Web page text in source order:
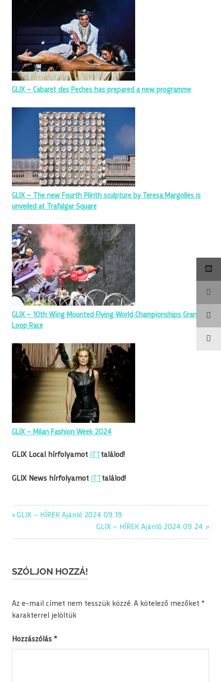
GLIX – Cabaret des Peches has prepared a new programme
GLIX – The new Fourth Plinth sculpture by Teresa Margolles is
unveiled at Trafalgar Square
GLIX – 10th Wing Mounted Flying World Championships Grand
Loop Race
GLIX – Milan Fashion Week 2024
GLIX Local hírfolyamot ITTtalálod!
GLIX News hírfolyamot ITTtalálod!
Bejegyzés
navigáció
Previous
GLIX – HÍREK Ajánló 2024. 09. 19.
Next
Post:
GLIX – HÍREK Ajánló 2024. 09. 24.
SZÓLJON HOZZÁ!
Az e-mail címet nem tesszük közzé. A kötelező mezőket *
karakterrel jelöltük
Hozzászólás *